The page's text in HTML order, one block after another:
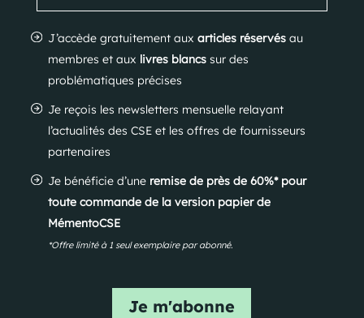
J’accède gratuitement aux articles réservésau
membres et aux livres blancssur des
problématiques précises
Je reçois les newsletters mensuelle relayant
l’actualités des CSE et les offres de fournisseurs
partenaires
Je bénéficie d’une remise de près de 60%* pour
toute commande de la version papier de
MémentoCSE
*Offre limité à 1 seul exemplaire par abonné.
Je m'abonne